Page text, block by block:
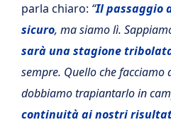
parla chiaro: “Il passaggio
sicuro, ma siamo lì.
sarà una stagione
sempre. Quello che facciamo
dobbiamo trapiantarlo in
continuità ai nostri